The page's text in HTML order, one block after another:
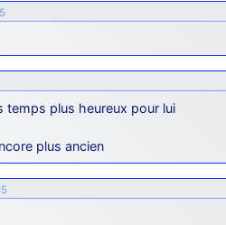
temps plus heureux pour lui
plus ancien